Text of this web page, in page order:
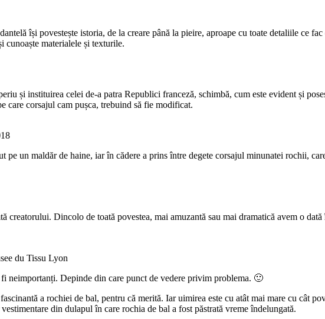
își povestește istoria, de la creare până la pieire, aproape cu toate detaliile ce
cunoaște materialele și texturile.
și instituirea celei de-a patra Republici franceză, schimbă, cum este evident și
care corsajul cam pușca, trebuind să fie modificat.
pe un maldăr de haine, iar în cădere a prins între degete corsajul minunatei rochii,
creatorului. Dincolo de toată povestea, mai amuzantă sau mai dramatică avem o
du Tissu Lyon
neimportanți. Depinde din care punct de vedere privim problema. 🙂
a rochiei de bal, pentru că merită. Iar uimirea este cu atât mai mare cu cât
din dulapul în care rochia de bal a fost păstrată vreme îndelungată.